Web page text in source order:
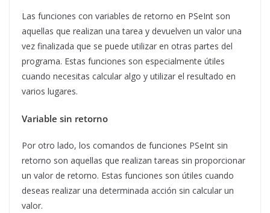
Las funciones con variables de retorno en PSeInt son
aquellas que realizan una tarea y devuelven un valor una
vez finalizada que se puede utilizar en otras partes del
programa. Estas funciones son especialmente útiles
cuando necesitas calcular algo y utilizar el resultado en
varios lugares.
Variable sin retorno
Por otro lado, los comandos de funciones PSeInt sin
retorno son aquellas que realizan tareas sin proporcionar
un valor de retorno. Estas funciones son útiles cuando
deseas realizar una determinada acción sin calcular un
valor.